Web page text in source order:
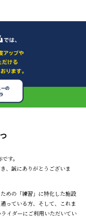
す。
、誠にありがとうございま
めの「練習」に特化した施設
っている方、そして、これま
イダーにご利用いただいてい